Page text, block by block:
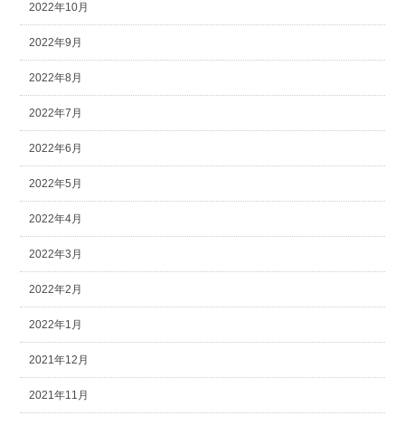
2022年10月
2022年9月
2022年8月
2022年7月
2022年6月
2022年5月
2022年4月
2022年3月
2022年2月
2022年1月
2021年12月
2021年11月